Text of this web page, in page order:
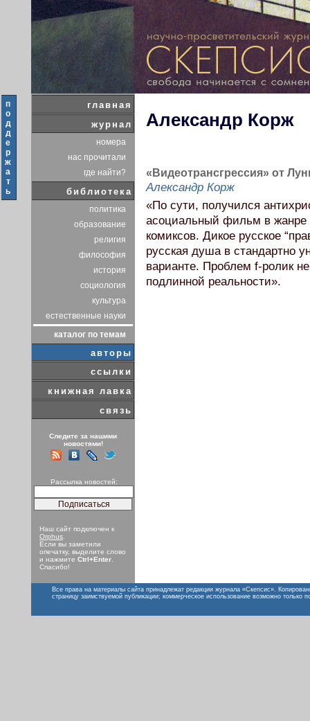
п
о
д
д
е
р
ж
а
т
ь
главная
журнал
номера
нас прочитали
где найти?
библиотека
политика
образование
религия
философия
история
социология
культура
естественные науки
каталог по темам
авторы
ссылки
книжная лавка
связь
Следите за нашими
новостями!
Рассылка новостей:
Наш сайт подключен к
Orphus
Если вы заметили
опечатку, выделите слово
и нажмите Ctrl+Enter
Спасибо!
Александр Корж
«Видеотрансгрессия» от
Александр Корж
«По сути, получился
асоциальный фильм в жанре
комиксов. Дикое русское
русская душа в стандартно
варианте. Проблем f-ролик
подлинной реальности».
Все права на материалы сайта принадлежат редакции журнала «Скепсис».
страницу заимствуемой публикации; коммерческое использование возможно только